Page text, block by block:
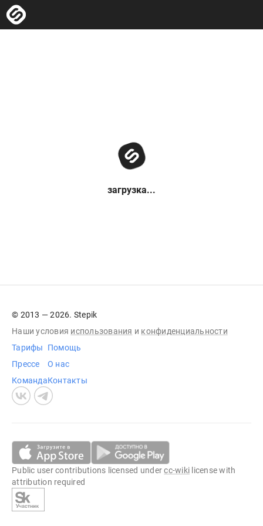
загрузка...
© 2013 — 2026. Stepik
Наши условия использования и конфиденциальности
Тарифы
Прессе
Команда
Помощь
О нас
Контакты
Public user contributions licensed undercc-wiki license with
attribution required